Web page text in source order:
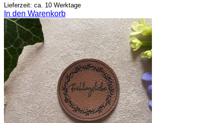
Lieferzeit: ca. 10 Werktage
In den Warenkorb